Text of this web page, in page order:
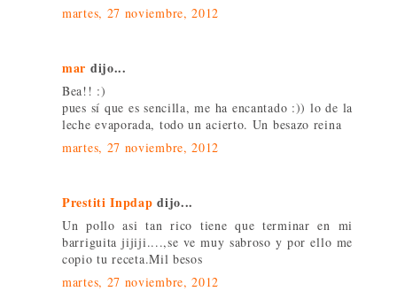
martes, 27 noviembre, 2012
mar dijo...
Bea!! :)
pues sí que es sencilla, me ha encantado :)) lo de la
leche evaporada, todo un acierto. Un besazo reina
martes, 27 noviembre, 2012
Prestiti Inpdap dijo...
Un pollo asi tan rico tiene que terminar en mi
barriguita jijiji....,se ve muy sabroso y por ello me
copio tu receta.Mil besos
martes, 27 noviembre, 2012